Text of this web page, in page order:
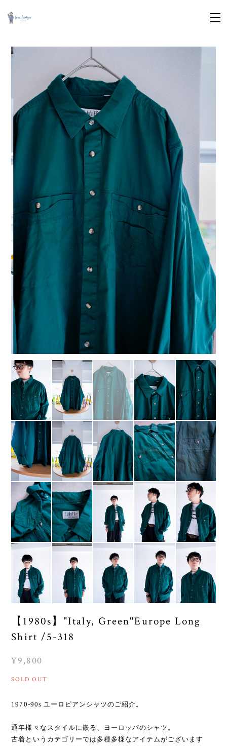
【1980s】"Italy, Green"Europe Long
Shirt /5-318
¥9,800
SOLD OUT
1970-90s ユーロピアンシャツのご紹介。
通年様々なスタイルに嵌る、ヨーロッパのシャツ。
古着というカテゴリーでは多種多様なアイテムがございます